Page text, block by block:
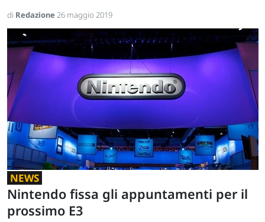
di Redazione26 maggio 2019
NEWS
Nintendo fissa gli appuntamenti per il
prossimo E3